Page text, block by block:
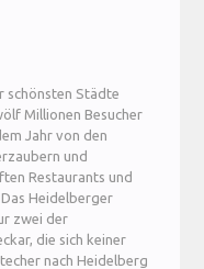
schönsten Städte
Millionen Besucher
Jahr von den
und
Restaurants und
Heidelberger
zwei der
die sich keiner
nach Heidelberg